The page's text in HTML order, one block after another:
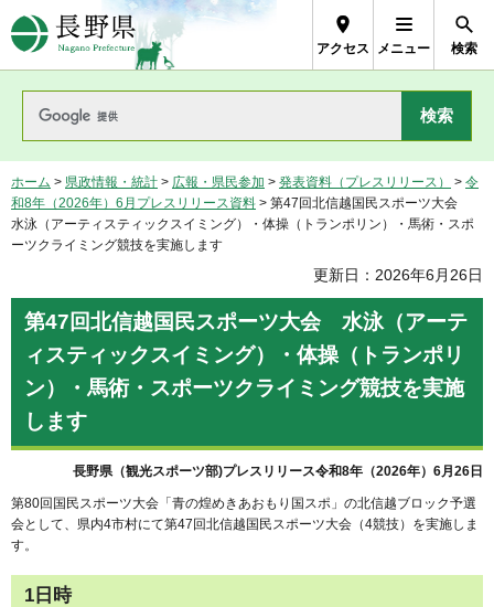
長野県Nagano Prefecture
アクセス メニュー 検索
ホーム > 県政情報・統計 > 広報・県民参加 > 発表資料（プレスリリース） > 令
和8年（2026年）6月プレスリリース資料 > 第47回北信越国民スポーツ大会
水泳（アーティスティックスイミング）・体操（トランポリン）・馬術・スポ
ーツクライミング競技を実施します
更新日：2026年6月26日
第47回北信越国民スポーツ大会 水泳（アーテ
ィスティックスイミング）・体操（トランポリ
ン）・馬術・スポーツクライミング競技を実施
します
長野県（観光スポーツ部)プレスリリース令和8年（2026年）6月26日
第80回国民スポーツ大会「青の煌めきあおもり国スポ」の北信越ブロック予選
会として、県内4市村にて第47回北信越国民スポーツ大会（4競技）を実施しま
す。
1日時